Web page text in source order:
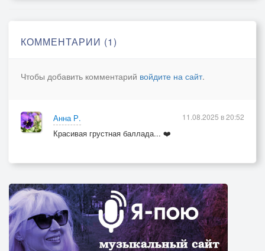
Don"t cry, don"t call, don"t beg me stay.
For I shall never hear below
Alone, without the morning sky?
Call me to that peaceful place,
The northern winds, the rivers wide,
Of springtime blossoms she reveals
On drifting ice and rising tide.
КОММЕНТАРИИ (1)
Чтобы добавить комментарий войдите на сайт.
Анна Р.
Красивая грустная баллада... ❤️
11.08.2025 в 20:52